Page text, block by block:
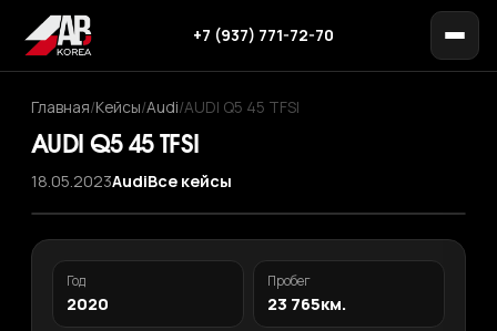
+7 (937) 771-72-70
Главная/Кейсы/Audi/AUDI Q5 45 TFSI
AUDI Q5 45 TFSI
18.05.2023AudiВсе кейсы
Год
2020
Пробег
23 765км.